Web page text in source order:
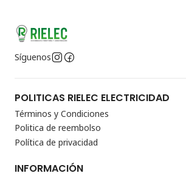
Síguenos
POLITICAS RIELEC ELECTRICIDAD
Términos y Condiciones
Politica de reembolso
Política de privacidad
INFORMACIÓN